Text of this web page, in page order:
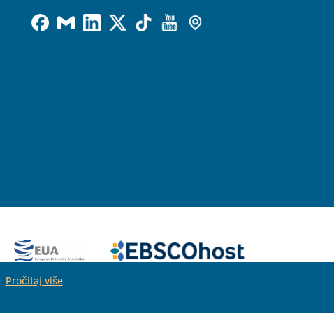
Pročitaj više